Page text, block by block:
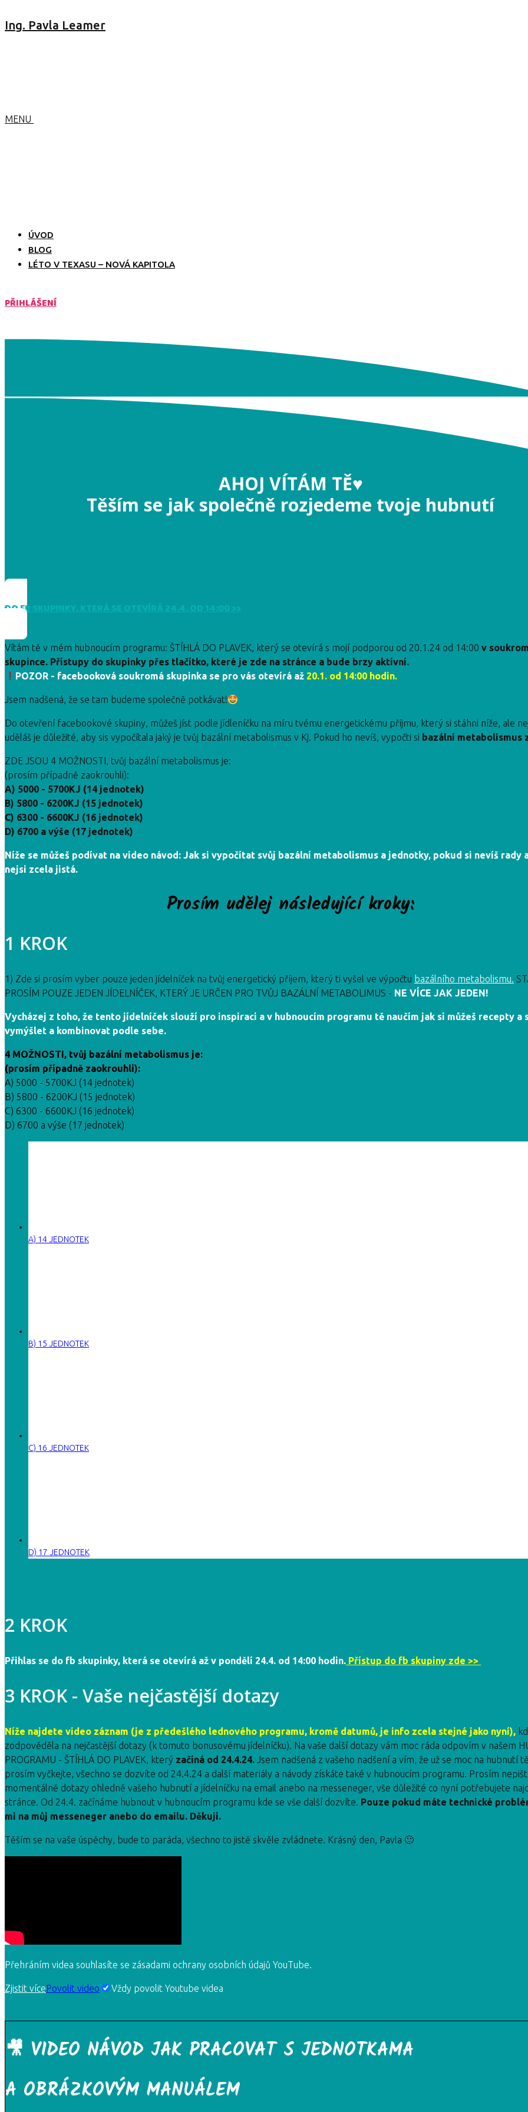
Ing. Pavla Leamer
MENU
ÚVOD
BLOG
LÉTO V TEXASU – NOVÁ KAPITOLA
PŘIHLÁŠENÍ
AHOJ VÍTÁM TĚ♥️
Těším se jak společně rozjedeme tvoje hubnutí
DO FB SKUPINKY, KTERÁ SE OTEVÍRÁ 24.4. OD 14:00 >>
Vítám tě v mém hubnoucím programu: ŠTÍHLÁ DO PLAVEK, který se otevírá s mojí podporou od 20.1.24 od 14:00 v
skupince. Přístupy do skupinky přes tlačítko, které je zde na stránce a bude brzy aktívní.
POZOR - facebooková soukromá skupinka se pro vás otevírá až 20.1. od 14:00 hodin.
Jsem nadšená, že se tam budeme společně potkávat!
Do otevření facebookové skupiny, můžeš jíst podle jídleníčku na míru tvému energetickému příjmu, který si stáhni níže, ale
uděláš je důležité, aby sis vypočítala jaký je tvůj bazální metabolismus v Kj. Pokud ho nevíš, vypočti si bazální metabolismus
ZDE JSOU 4 MOŽNOSTI, tvůj bazální metabolismus je:
(prosím případně zaokrouhli):
A) 5000 - 5700KJ (14 jednotek)
B) 5800 - 6200KJ (15 jednotek)
C) 6300 - 6600KJ (16 jednotek)
D) 6700 a výše (17 jednotek)
Níže se můžeš podívat na video návod: Jak si vypočítat svůj bazální metabolismus a jednotky, pokud si nevíš rady
nejsi zcela jistá.
Prosím udělej následující kroky:
1 KROK
1) Zde si prosím vyber pouze jeden jídelníček na tvůj energetický příjem, který ti vyšel ve výpočtu bazálního metabolismu.
PROSÍM POUZE JEDEN JÍDELNÍČEK, KTERÝ JE URČEN PRO TVŮJ BAZÁLNÍ METABOLIMUS - NE VÍCE JAK JEDEN!
Vycházej z toho, že tento jídelníček slouží pro inspiraci a v hubnoucím programu tě naučím jak si můžeš recepty a
vymýšlet a kombinovat podle sebe.
4 MOŽNOSTI, tvůj bazální metabolismus je:
(prosím případně zaokrouhli):
A) 5000 - 5700KJ (14 jednotek)
B) 5800 - 6200KJ (15 jednotek)
C) 6300 - 6600KJ (16 jednotek)
D) 6700 a výše (17 jednotek)
A) 14 JEDNOTEK
B) 15 JEDNOTEK
C) 16 JEDNOTEK
D) 17 JEDNOTEK
2 KROK
Přihlas se do fb skupinky, která se otevírá až v pondělí 24.4. od 14:00 hodin. Přístup do fb skupiny zde >>
3 KROK - Vaše nejčastější dotazy
Níže najdete video záznam (je z předešlého lednového programu, kromě datumů, je info zcela stejné jako nyní),
zodpověděla na nejčastější dotazy (k tomuto bonusovému jídelníčku). Na vaše další dotazy vám moc ráda odpovím v našem
PROGRAMU - ŠTÍHLÁ DO PLAVEK, který začíná od 24.4.24. Jsem nadšená z vašeho nadšení a vím, že už se moc na hubnutí
prosím vyčkejte, všechno se dozvíte od 24.4.24 a další materiály a návody získáte také v hubnoucím programu. Prosím
momentálně dotazy ohledně vašeho hubnutí a jídelníčku na email anebo na messeneger, vše důležité co nyní potřebujete
stránce. Od 24.4. začínáme hubnout v hubnoucím programu kde se vše další dozvíte. Pouze pokud máte technické
mi na můj messeneger anebo do emailu. Děkuji.
Těším se na vaše úspěchy, bude to paráda, všechno to jistě skvěle zvládnete. Krásný den, Pavla 🙂
Přehráním videa souhlasíte se zásadami ochrany osobních údajů YouTube.
Zjistit vícePovolit video Vždy povolit Youtube videa
🎥 VIDEO NÁVOD JAK PRACOVAT S JEDNOTKAMA
A OBRÁZKOVÝM MANUÁLEM